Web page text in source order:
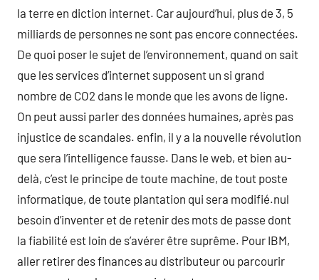
la terre en diction internet. Car aujourd’hui, plus de 3, 5
milliards de personnes ne sont pas encore connectées.
De quoi poser le sujet de l’environnement, quand on sait
que les services d’internet supposent un si grand
nombre de CO2 dans le monde que les avons de ligne.
On peut aussi parler des données humaines, après pas
injustice de scandales. enfin, il y a la nouvelle révolution
que sera l’intelligence fausse. Dans le web, et bien au-
delà, c’est le principe de toute machine, de tout poste
informatique, de toute plantation qui sera modifié.nul
besoin d’inventer et de retenir des mots de passe dont
la fiabilité est loin de s’avérer être suprême. Pour IBM,
aller retirer des finances au distributeur ou parcourir